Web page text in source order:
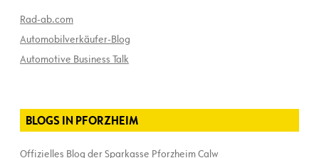
Rad-ab.com
Automobilverkäufer-Blog
Automotive Business Talk
BLOGS IN PFORZHEIM
Offizielles Blog der Sparkasse Pforzheim Calw